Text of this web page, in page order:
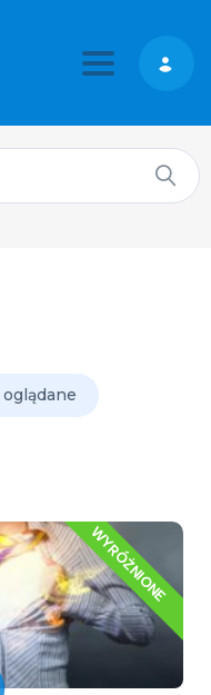
Toggle
WYRÓŻNIONE